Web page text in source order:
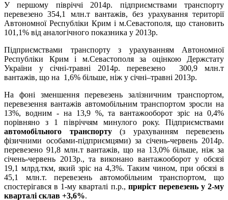
У першому півріччі 2014р. підприємствами транспорту
перевезено 354,1 млн.т вантажів, без урахування території
Автономної Республіки Крим і м.Севастополя, що становить
101,1% від аналогічного показника у 2013р.
Підприємствами транспорту з урахуванням Автономної
Республіки Крим і м.Севастополя за оцінкою Держстату
України у січні-травні 2014р. перевезено 300,9 млн.т
вантажів, що на 1,6% більше, ніж у січні–травні 2013р.
На фоні зменшення перевезень залізничним транспортом,
перевезення вантажів автомобільним транспортом зросли на
13%, водним - на 13,9 %, та вантажооборот зріс на 0,4%
порівняно з 1 півріччям минулого року. Підприємствами
автомобільного транспорту(з урахуванням перевезень
фізичними особами-підприємцями) за січень-червень 2014р.
перевезено 91,8 млн.т вантажів, що на 13,0% більше, ніж за
січень-червень 2013р., та виконано вантажооборот у обсязі
19,1 млрд.ткм, який зріс на 4,3%. Таким чином, при обсязі в
45,1 млн.т. перевезень автомобільним транспортом, що
спостерігався в 1-му кварталі п.р., приріст перевезень у 2-му
кварталі склав +3,6%.